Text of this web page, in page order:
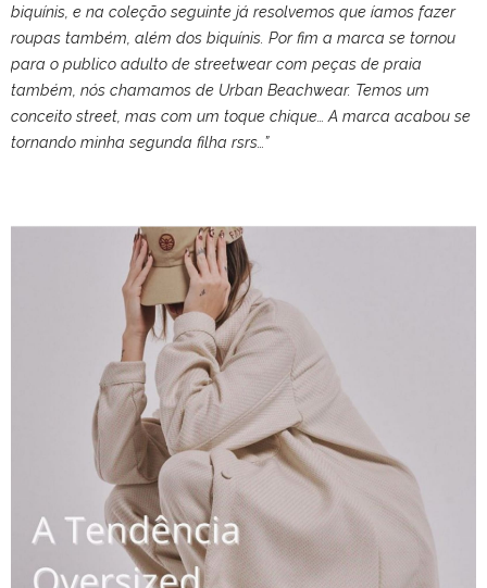
biquínis, e na coleção seguinte já resolvemos que íamos fazer
roupas também, além dos biquínis. Por fim a marca se tornou
para o publico adulto de streetwear com peças de praia
também, nós chamamos de Urban Beachwear. Temos um
conceito street, mas com um toque chique… A marca acabou se
tornando minha segunda filha rsrs…”